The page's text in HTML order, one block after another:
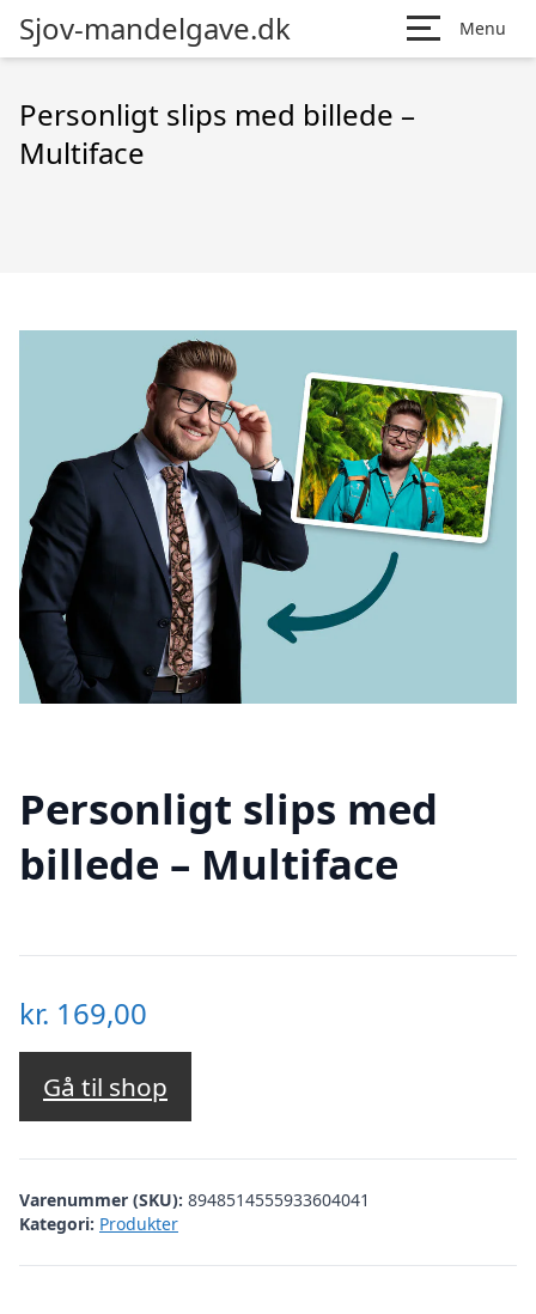
Sjov-mandelgave.dk Menu
Personligt slips med billede –
Multiface
Personligt slips med
billede – Multiface
kr. 169,00
Gå til shop
Varenummer (SKU): 8948514555933604041
Kategori: Produkter